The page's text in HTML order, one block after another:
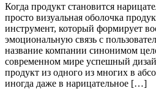
Когда продукт становится
просто визуальная оболочка
инструмент, который формирует
эмоциональную связь с
название компании синонимом
современном мире успешный
продукт из одного из многих в
иногда даже в нарицательное […]